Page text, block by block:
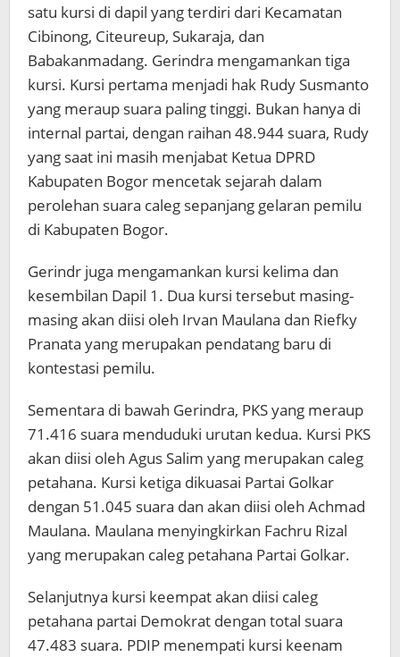
satu kursi di dapil yang terdiri dari Kecamatan
Cibinong, Citeureup, Sukaraja, dan
Babakanmadang. Gerindra mengamankan tiga
kursi. Kursi pertama menjadi hak Rudy Susmanto
yang meraup suara paling tinggi. Bukan hanya di
internal partai, dengan raihan 48.944 suara, Rudy
yang saat ini masih menjabat Ketua DPRD
Kabupaten Bogor mencetak sejarah dalam
perolehan suara caleg sepanjang gelaran pemilu
di Kabupaten Bogor.
Gerindr juga mengamankan kursi kelima dan
kesembilan Dapil 1. Dua kursi tersebut masing-
masing akan diisi oleh Irvan Maulana dan Riefky
Pranata yang merupakan pendatang baru di
kontestasi pemilu.
Sementara di bawah Gerindra, PKS yang meraup
71.416 suara menduduki urutan kedua. Kursi PKS
akan diisi oleh Agus Salim yang merupakan caleg
petahana. Kursi ketiga dikuasai Partai Golkar
dengan 51.045 suara dan akan diisi oleh Achmad
Maulana. Maulana menyingkirkan Fachru Rizal
yang merupakan caleg petahana Partai Golkar.
Selanjutnya kursi keempat akan diisi caleg
petahana partai Demokrat dengan total suara
47.483 suara. PDIP menempati kursi keenam